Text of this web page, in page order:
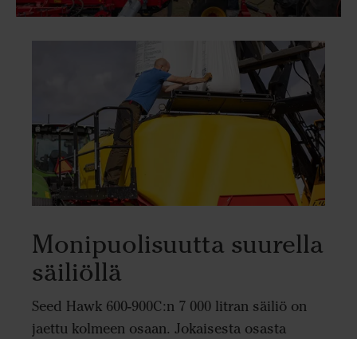
Monipuolisuutta suurella
säiliöllä
Seed Hawk 600-900C:n 7 000 litran säiliö on
jaettu kolmeen osaan. Jokaisesta osasta